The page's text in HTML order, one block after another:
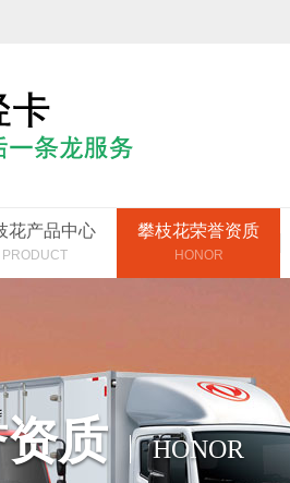
花产品中心
PRODUCT
攀枝花荣誉资质
HONOR
质 HONOR